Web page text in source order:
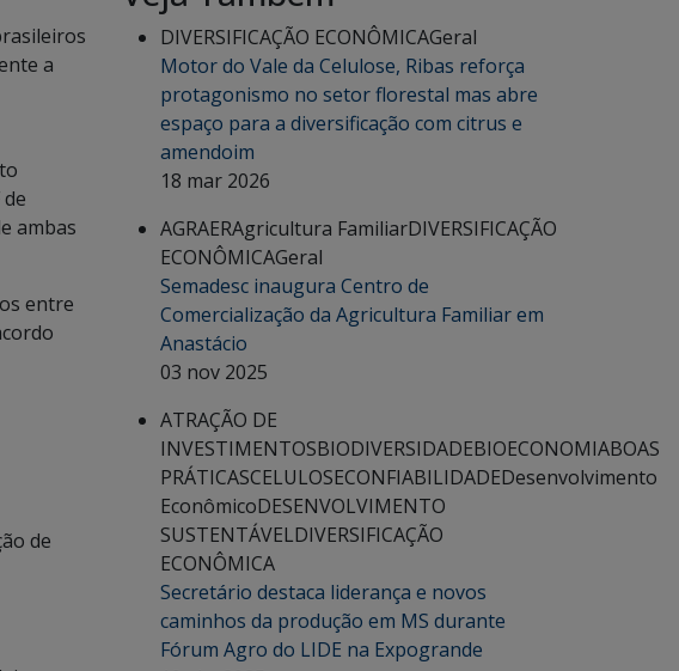
a
ambas
entre
de
DIVERSIFICAÇÃO ECONÔMICAGeral
Motor do Vale da Celulose, Ribas reforça
protagonismo no setor florestal mas abre
espaço para a diversificação com citrus e
amendoim
18 mar 2026
AGRAERAgricultura FamiliarDIVERSIFICAÇÃO
ECONÔMICAGeral
Semadesc inaugura Centro de
Comercialização da Agricultura Familiar em
Anastácio
03 nov 2025
ATRAÇÃO DE
INVESTIMENTOSBIODIVERSIDADEBIOECONOMIABOAS
PRÁTICASCELULOSECONFIABILIDADEDesenvolvimento
EconômicoDESENVOLVIMENTO
SUSTENTÁVELDIVERSIFICAÇÃO
ECONÔMICA
Secretário destaca liderança e novos
caminhos da produção em MS durante
Fórum Agro do LIDE na Expogrande